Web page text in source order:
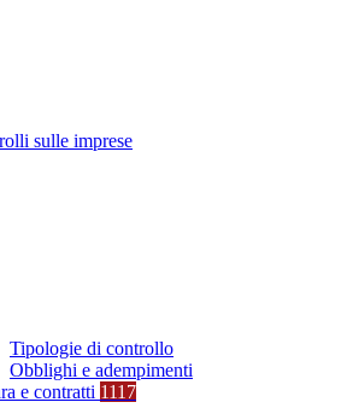
sulle imprese
Tipologie di controllo
Obblighi e adempimenti
e contratti 1117